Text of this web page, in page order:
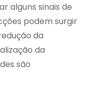
alguns sinais de
podem surgir
da
da
são